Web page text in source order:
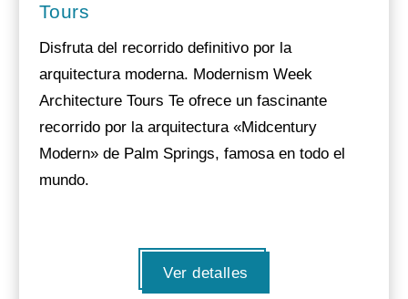
Tours
Disfruta del recorrido definitivo por la
arquitectura moderna. Modernism Week
Architecture Tours Te ofrece un fascinante
recorrido por la arquitectura «Midcentury
Modern» de Palm Springs, famosa en todo el
mundo.
Ver detalles